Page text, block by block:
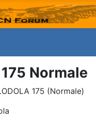
Normale
175 (Normale)